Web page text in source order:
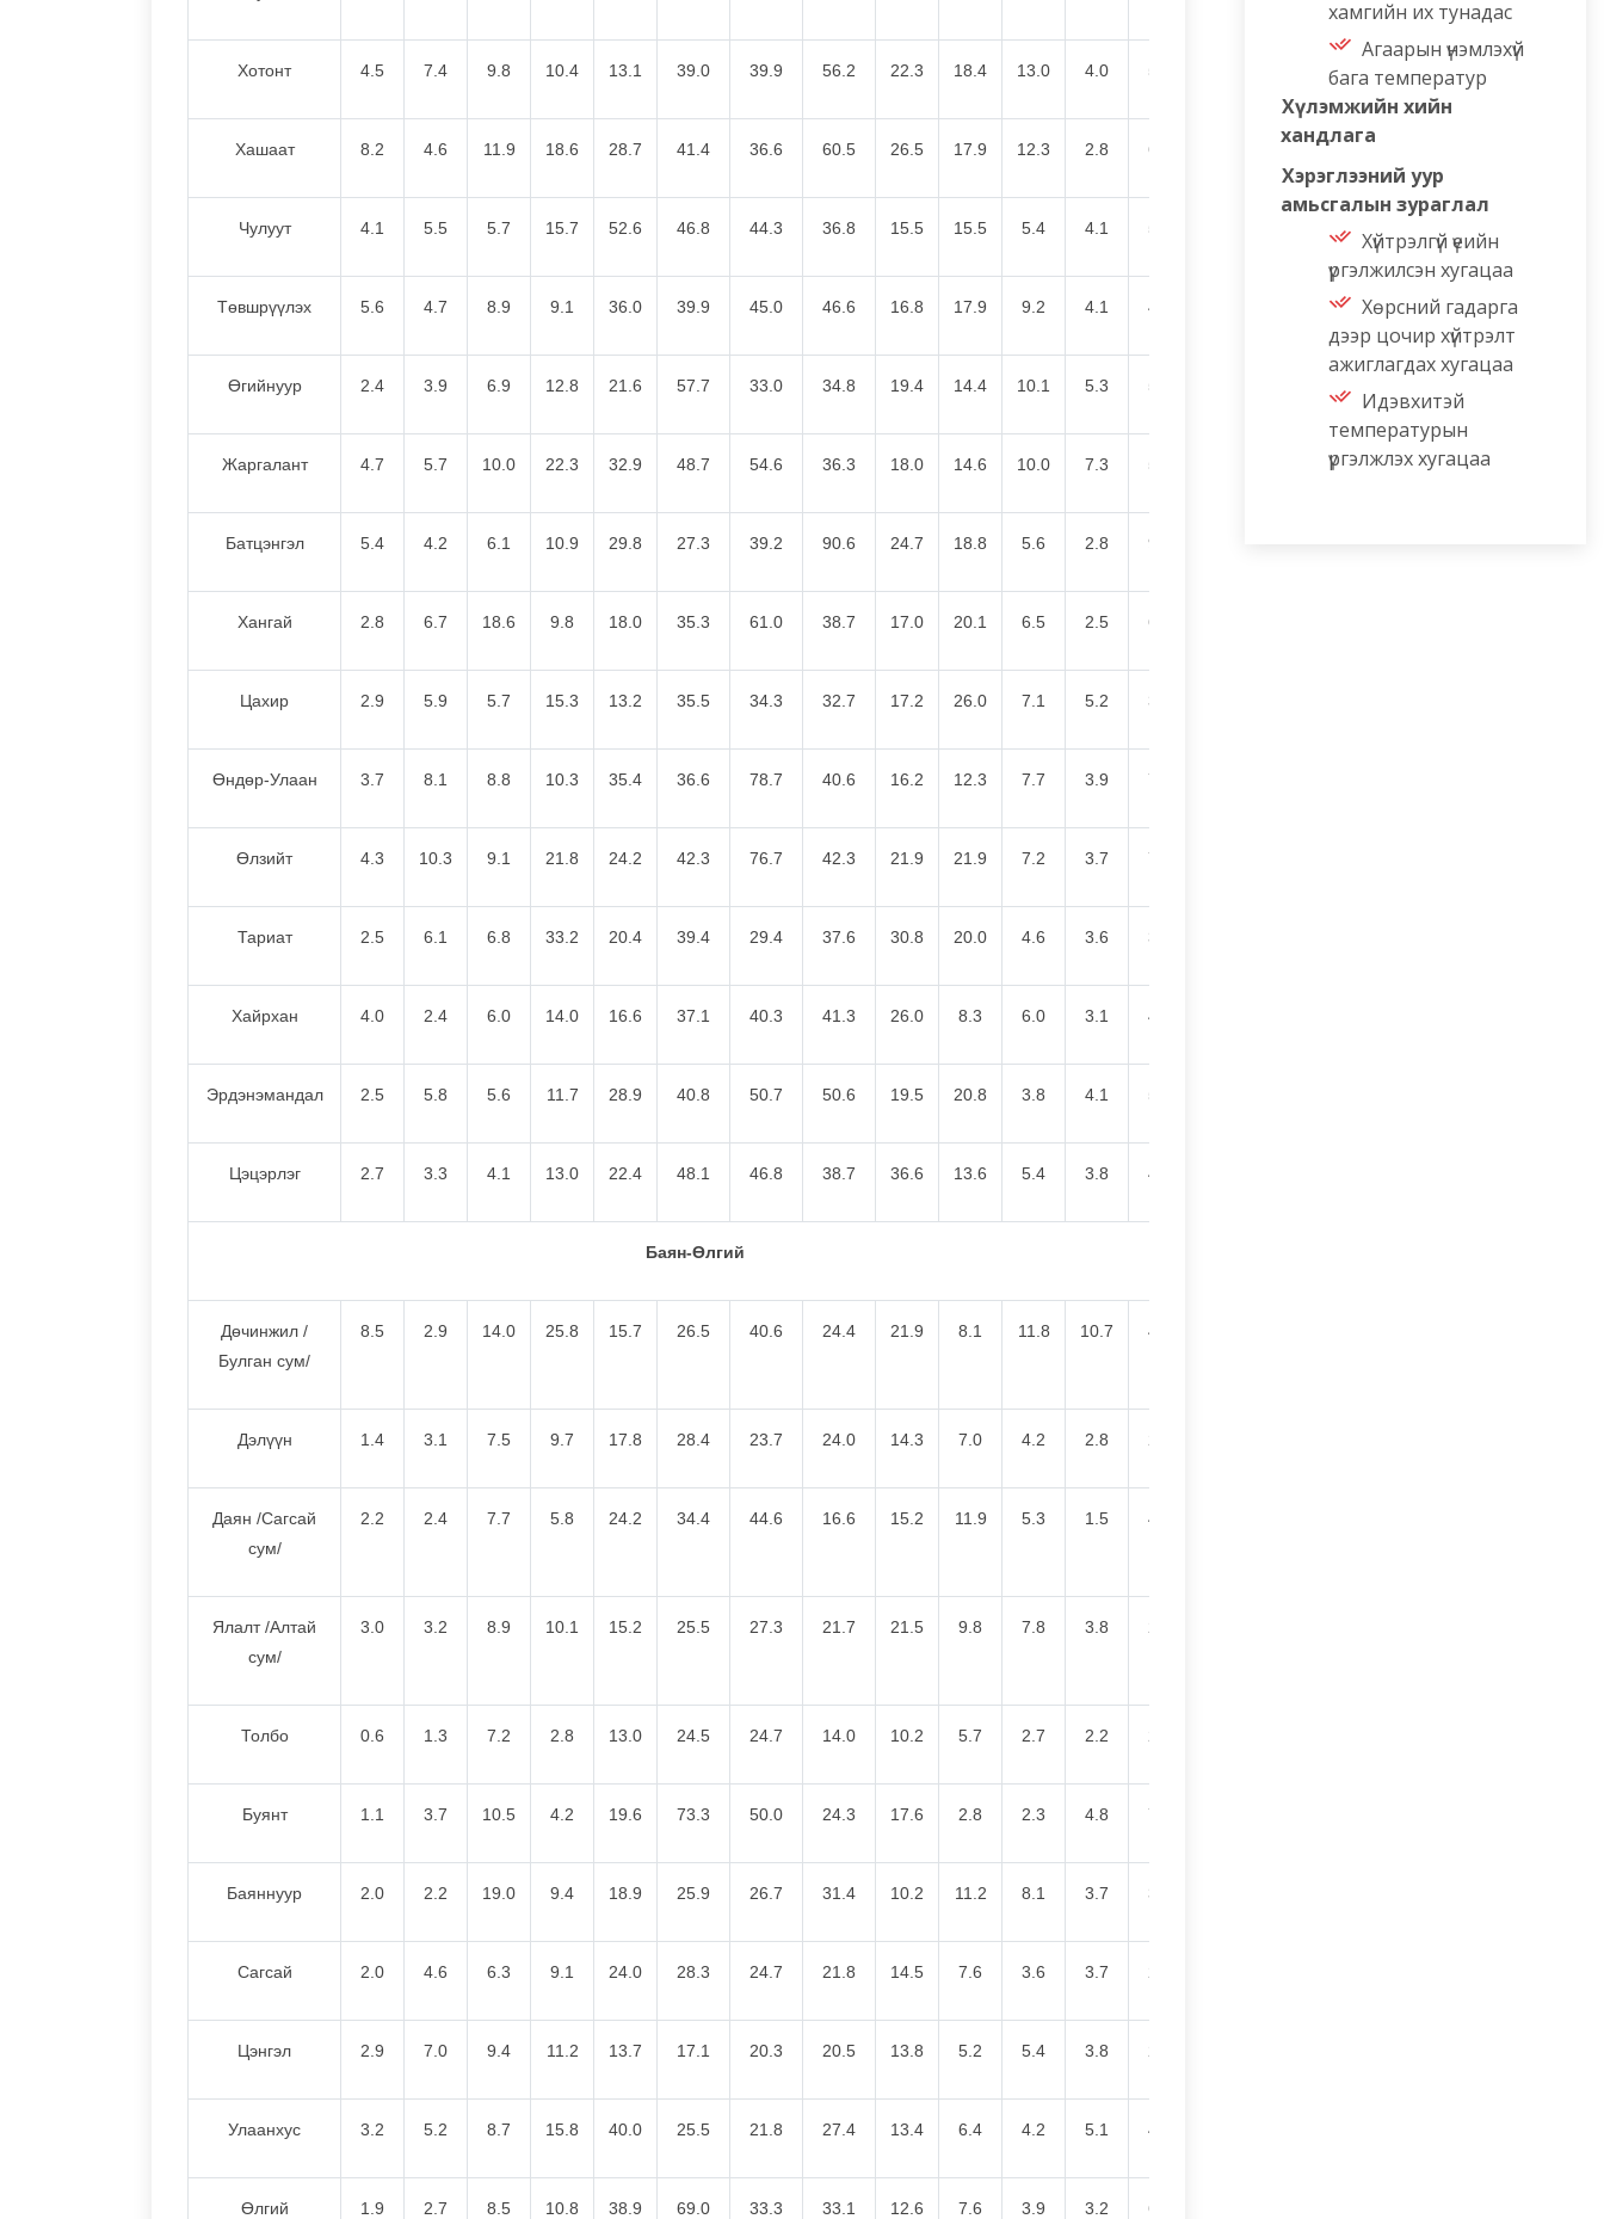
Хотонт 4.5 7.4 9.8 10.4 13.1 39.0 39.9 56.2 22.3 18.4 13.0 4.0 56.2
Хашаат 8.2 4.6 11.9 18.6 28.7 41.4 36.6 60.5 26.5 17.9 12.3 2.8 60.5
Чулуут 4.1 5.5 5.7 15.7 52.6 46.8 44.3 36.8 15.5 15.5 5.4 4.1 52.6
Төвшрүүлэх 5.6 4.7 8.9 9.1 36.0 39.9 45.0 46.6 16.8 17.9 9.2 4.1 46.6
Өгийнуур 2.4 3.9 6.9 12.8 21.6 57.7 33.0 34.8 19.4 14.4 10.1 5.3 57.7
Жаргалант 4.7 5.7 10.0 22.3 32.9 48.7 54.6 36.3 18.0 14.6 10.0 7.3 54.6
Батцэнгэл 5.4 4.2 6.1 10.9 29.8 27.3 39.2 90.6 24.7 18.8 5.6 2.8 90.6
Хангай 2.8 6.7 18.6 9.8 18.0 35.3 61.0 38.7 17.0 20.1 6.5 2.5 61.0
Цахир 2.9 5.9 5.7 15.3 13.2 35.5 34.3 32.7 17.2 26.0 7.1 5.2 35.5
Өндөр-Улаан 3.7 8.1 8.8 10.3 35.4 36.6 78.7 40.6 16.2 12.3 7.7 3.9 78.7
Өлзийт 4.3 10.3 9.1 21.8 24.2 42.3 76.7 42.3 21.9 21.9 7.2 3.7 76.7
Тариат 2.5 6.1 6.8 33.2 20.4 39.4 29.4 37.6 30.8 20.0 4.6 3.6 39.4
Хайрхан 4.0 2.4 6.0 14.0 16.6 37.1 40.3 41.3 26.0 8.3 6.0 3.1 41.3
Эрдэнэмандал 2.5 5.8 5.6 11.7 28.9 40.8 50.7 50.6 19.5 20.8 3.8 4.1 50.7
Цэцэрлэг 2.7 3.3 4.1 13.0 22.4 48.1 46.8 38.7 36.6 13.6 5.4 3.8 48.1
Баян-Өлгий
Дөчинжил /
Булган сум/
8.5 2.9 14.0 25.8 15.7 26.5 40.6 24.4 21.9 8.1 11.8 10.7 40.6
Дэлүүн 1.4 3.1 7.5 9.7 17.8 28.4 23.7 24.0 14.3 7.0 4.2 2.8
Даян /Сагсай
сум/
2.2 2.4 7.7 5.8 24.2 34.4 44.6 16.6 15.2 11.9 5.3 1.5 44.6
Ялалт /Алтай
сум/
3.0 3.2 8.9 10.1 15.2 25.5 27.3 21.7 21.5 9.8 7.8 3.8
Толбо 0.6 1.3 7.2 2.8 13.0 24.5 24.7 14.0 10.2 5.7 2.7 2.2
Буянт 1.1 3.7 10.5 4.2 19.6 73.3 50.0 24.3 17.6 2.8 2.3 4.8 73.3
Баяннуур 2.0 2.2 19.0 9.4 18.9 25.9 26.7 31.4 10.2 11.2 8.1 3.7 31.4
Сагсай 2.0 4.6 6.3 9.1 24.0 28.3 24.7 21.8 14.5 7.6 3.6 3.7
Цэнгэл 2.9 7.0 9.4 11.2 13.7 17.1 20.3 20.5 13.8 5.2 5.4 3.8
Улаанхус 3.2 5.2 8.7 15.8 40.0 25.5 21.8 27.4 13.4 6.4 4.2 5.1 40.0
Өлгий 1.9 2.7 8.5 10.8 38.9 69.0 33.3 33.1 12.6 7.6 3.9 3.2 69.0
хамгийн их тунадас
Агаарын үнэмлэхүй
бага температур
Хүлэмжийн хийн
хандлага
Хэрэглээний уур
амьсгалын зураглал
Хүйтрэлгүй үеийн
үргэлжилсэн хугацаа
Хөрсний гадарга
дээр цочир хүйтрэлт
ажиглагдах хугацаа
Идэвхитэй
температурын
үргэлжлэх хугацаа